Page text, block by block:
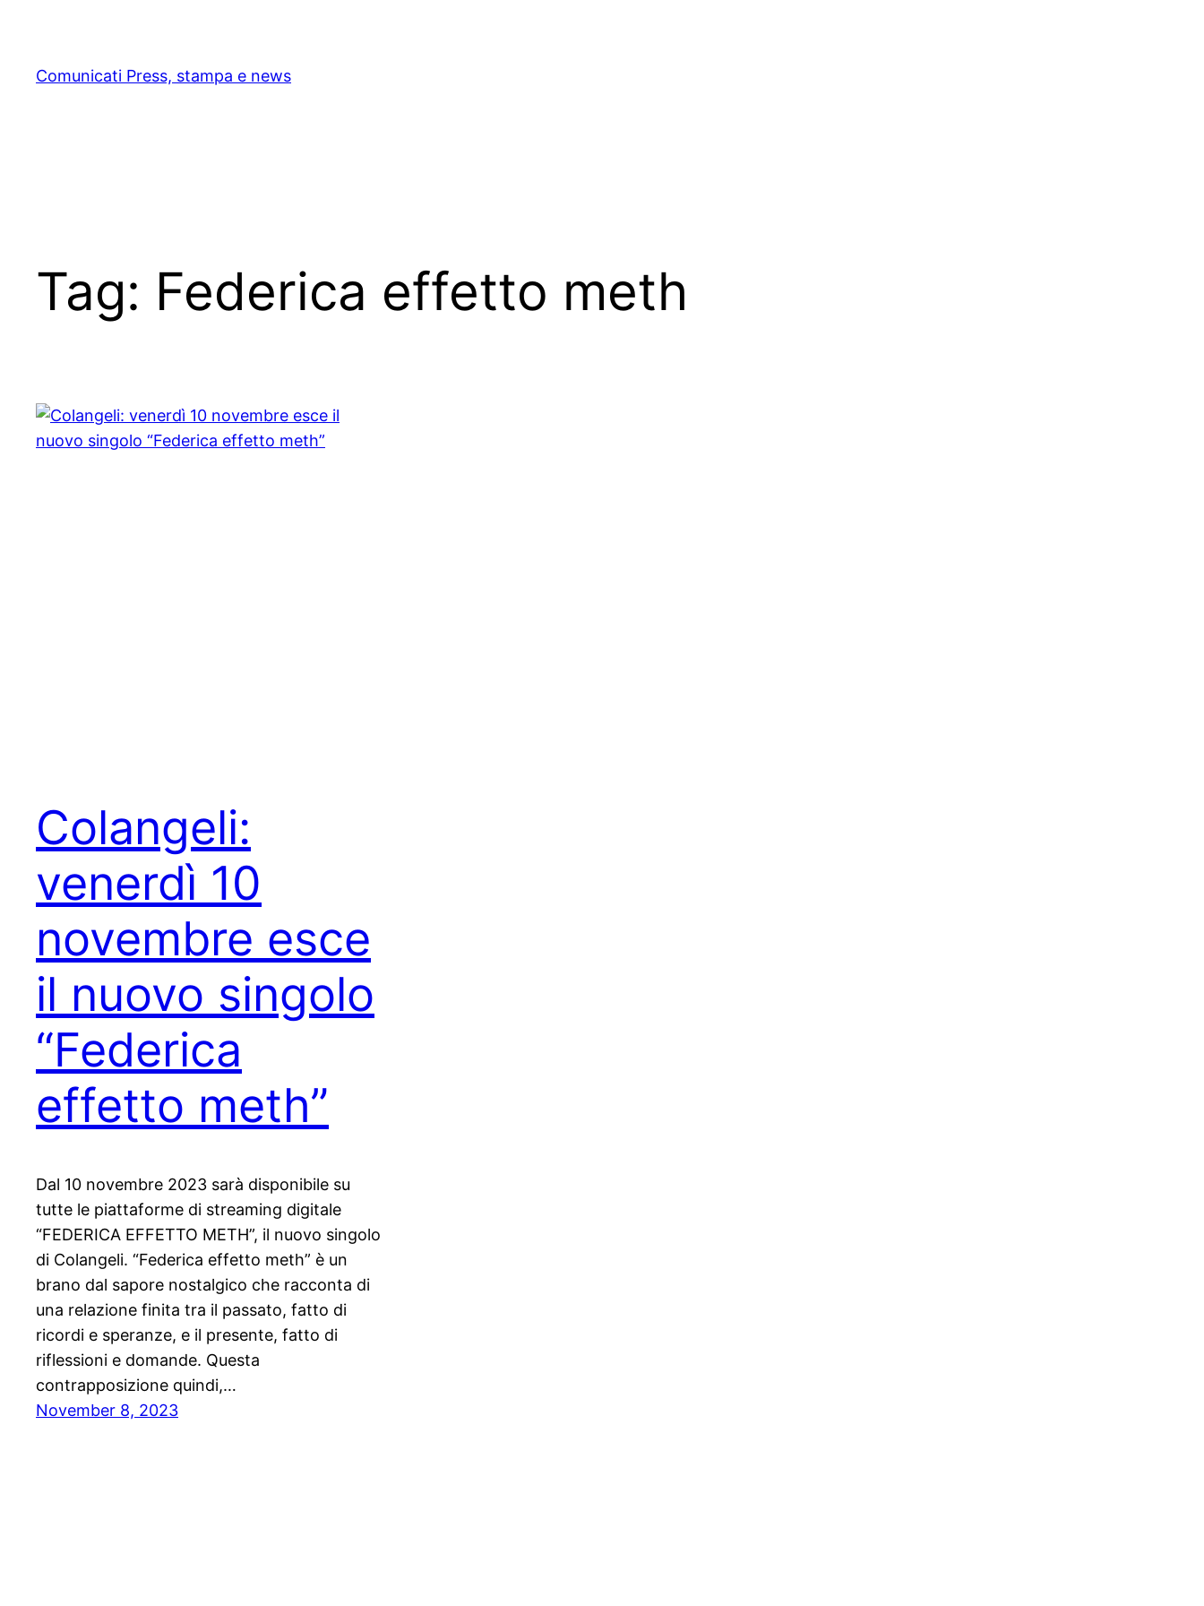
content
Comunicati Press, stampa e news
Tag: Federica effetto meth
Colangeli:
venerdì 10
novembre esce
il nuovo singolo
“Federica
effetto meth”
Dal 10 novembre 2023 sarà disponibile su
tutte le piattaforme di streaming digitale
“FEDERICA EFFETTO METH”, il nuovo singolo
di Colangeli. “Federica effetto meth” è un
brano dal sapore nostalgico che racconta di
una relazione finita tra il passato, fatto di
ricordi e speranze, e il presente, fatto di
riflessioni e domande. Questa
contrapposizione quindi,…
November 8, 2023